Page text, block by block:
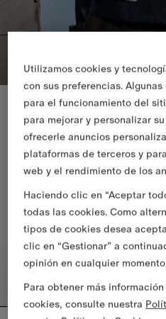
Utilizamos cookies y
con sus preferencias.
para el funcionamiento del
para mejorar y personalizar
ofrecerle anuncios
plataformas de terceros y
web y el rendimiento de los
Haciendo clic en “Aceptar
todas las cookies. Como
tipos de cookies desea
clic en “Gestionar” a
opinión en cualquier
Para obtener más
cookies, consulte nuestra